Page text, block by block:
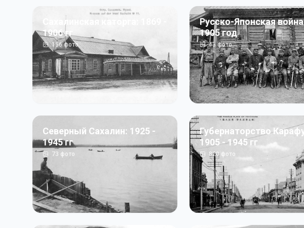
Сахалинская каторга: 1869 -
1906 гг
156фото
Русско-Японская
1905 год
43фото
Северный Сахалин: 1925 -
1945 гг
73 фото
Губернаторство
1905 - 1945 гг
820фото